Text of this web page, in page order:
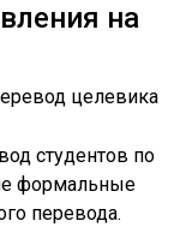
на
студентов по
формальные
перевода.